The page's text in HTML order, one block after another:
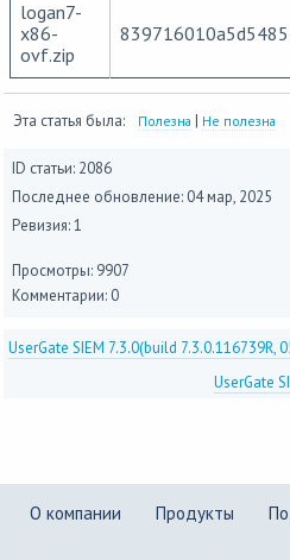
logan7-
x86-
ovf.zip
Эта статья была: Полезна | Не полезна
ID статьи: 2086
Последнее обновление: 04 мар, 2025
Ревизия: 1
Просмотры: 9907
Комментарии: 0
UserGate SIEM 7.3.0(build 7.3.0.116739R,
UserGate
О компании Продукты